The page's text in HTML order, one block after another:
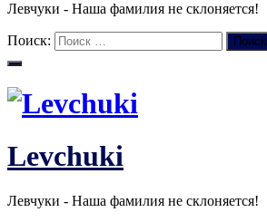
Левчуки - Наша фамилия не склоняется!
Поиск: Поиск
Levchuki
Левчуки - Наша фамилия не склоняется!